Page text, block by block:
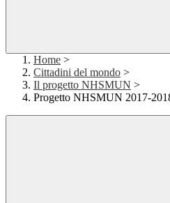
Home >
Cittadini del mondo >
Il progetto NHSMUN >
Progetto NHSMUN 2017-